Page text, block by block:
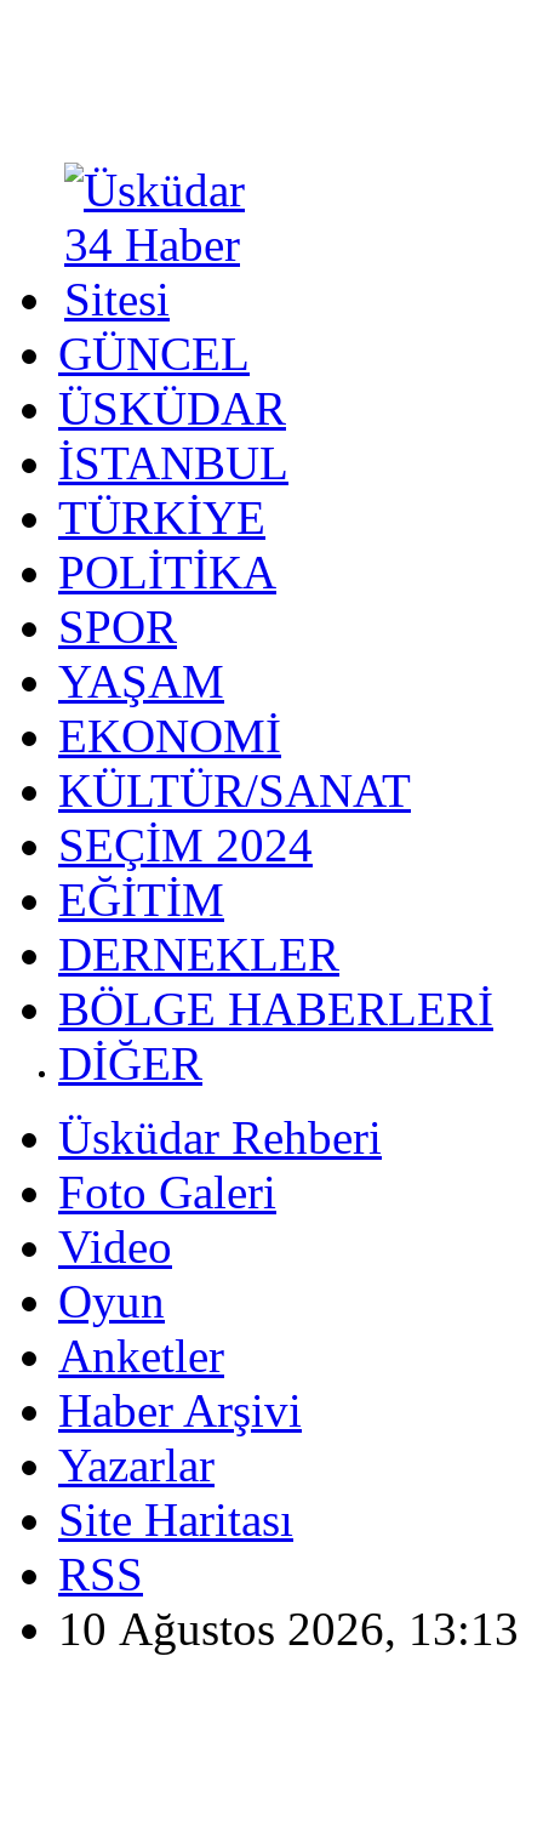
GÜNCEL
ÜSKÜDAR
İSTANBUL
TÜRKİYE
POLİTİKA
SPOR
YAŞAM
EKONOMİ
KÜLTÜR/SANAT
SEÇİM 2024
EĞİTİM
DERNEKLER
BÖLGE HABERLERİ
DİĞER
Üsküdar Rehberi
Foto Galeri
Video
Oyun
Anketler
Haber Arşivi
Yazarlar
Site Haritası
RSS
10 Ağustos 2026, 13:13